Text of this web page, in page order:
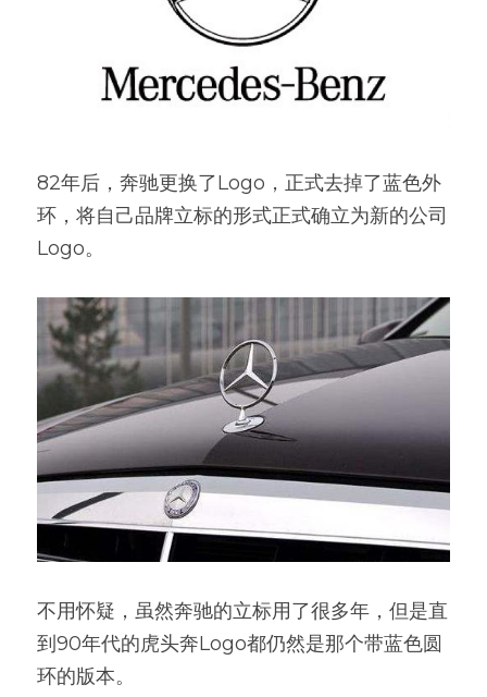
82年后，奔驰更换了Logo，正式去掉了蓝色外
环，将自己品牌立标的形式正式确立为新的公司
Logo。
不用怀疑，虽然奔驰的立标用了很多年，但是直
到90年代的虎头奔Logo都仍然是那个带蓝色圆
环的版本。